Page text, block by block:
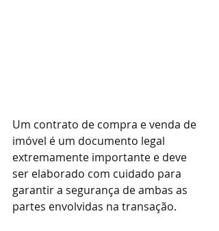
Um contrato de compra e venda de
imóvel é um documento legal
extremamente importante e deve
ser elaborado com cuidado para
garantir a segurança de ambas as
partes envolvidas na transação.